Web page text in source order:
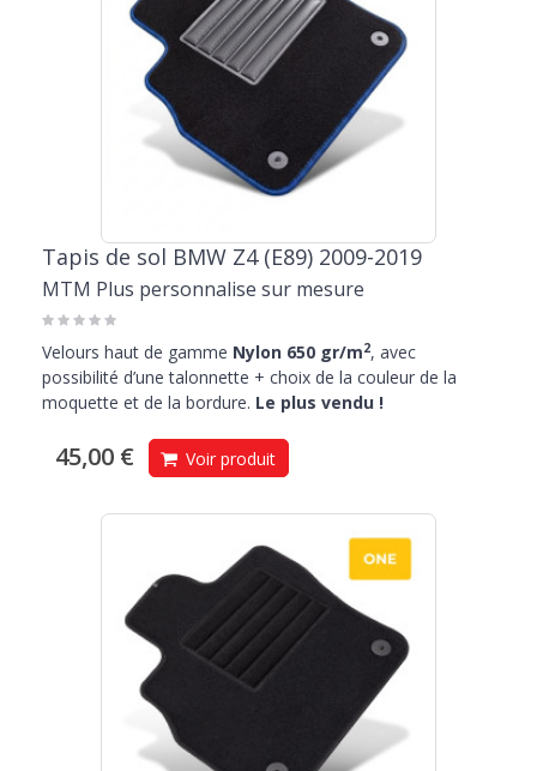
Tapis de sol BMW Z4 (E89) 2009-2019
MTM Plus personnalise sur mesure
Velours haut de gamme Nylon 650 gr/m2, avec
possibilité d’une talonnette + choix de la couleur de la
moquette et de la bordure. Le plus vendu !
45,00 € Voir produit